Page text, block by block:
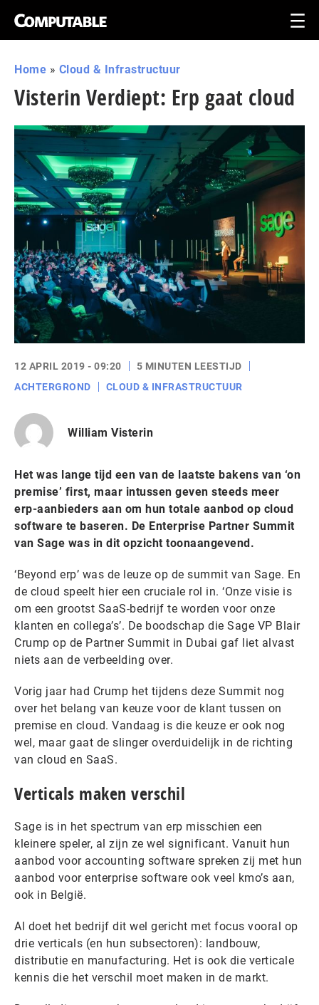
Home » Cloud & Infrastructuur
Visterin Verdiept: Erp gaat cloud
12 APRIL 2019 - 09:20
5 MINUTEN LEESTIJD
ACHTERGROND
CLOUD & INFRASTRUCTUUR
William Visterin
Het was lange tijd een van de laatste bakens van ‘on
premise’ first, maar intussen geven steeds meer
erp-aanbieders aan om hun totale aanbod op cloud
software te baseren. De Enterprise Partner Summit
van Sage was in dit opzicht toonaangevend.
‘Beyond erp’ was de leuze op de summit van Sage. En
de cloud speelt hier een cruciale rol in. ‘Onze visie is
om een grootst SaaS-bedrijf te worden voor onze
klanten en collega’s’. De boodschap die Sage VP Blair
Crump op de Partner Summit in Dubai gaf liet alvast
niets aan de verbeelding over.
Vorig jaar had Crump het tijdens deze Summit nog
over het belang van keuze voor de klant tussen on
premise en cloud. Vandaag is die keuze er ook nog
wel, maar gaat de slinger overduidelijk in de richting
van cloud en SaaS.
Verticals maken verschil
Sage is in het spectrum van erp misschien een
kleinere speler, al zijn ze wel significant. Vanuit hun
aanbod voor accounting software spreken zij met hun
aanbod voor enterprise software ook veel kmo’s aan,
ook in België.
Al doet het bedrijf dit wel gericht met focus vooral op
drie verticals (en hun subsectoren): landbouw,
distributie en manufacturing. Het is ook die verticale
kennis die het verschil moet maken in de markt.